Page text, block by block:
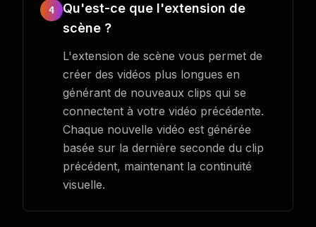
4
Qu'est-ce que l'extension de
scène ?
L'extension de scène vous permet de
créer des vidéos plus longues en
générant de nouveaux clips qui se
connectent à votre vidéo précédente.
Chaque nouvelle vidéo est générée
basée sur la dernière seconde du clip
précédent, maintenant la continuité
visuelle.